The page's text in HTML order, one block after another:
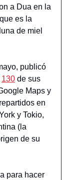
a Dua en la
es la
de miel
publicó
130 de sus
Maps y
en
y Tokio,
(la
de su
para hacer